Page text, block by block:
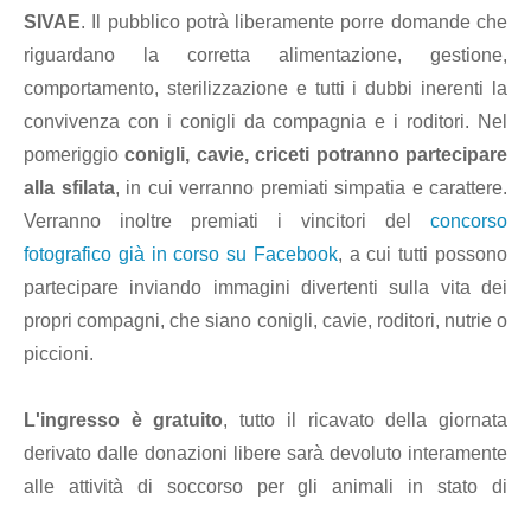
SIVAE. Il pubblico potrà liberamente porre domande che
riguardano la corretta alimentazione, gestione,
comportamento, sterilizzazione e tutti i dubbi inerenti la
convivenza con i conigli da compagnia e i roditori. Nel
pomeriggio conigli, cavie, criceti potranno partecipare
alla sfilata, in cui verranno premiati simpatia e carattere.
Verranno inoltre premiati i vincitori del concorso
fotografico già in corso su Facebook, a cui tutti possono
partecipare inviando immagini divertenti sulla vita dei
propri compagni, che siano conigli, cavie, roditori, nutrie o
piccioni.
L'ingresso è gratuito, tutto il ricavato della giornata
derivato dalle donazioni libere sarà devoluto interamente
alle attività di soccorso per gli animali in stato di